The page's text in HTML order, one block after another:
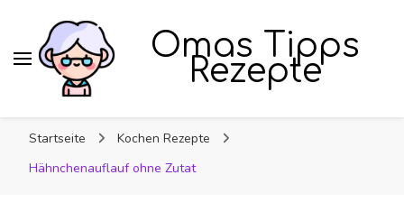
Omas Tipps
Rezepte
Startseite
Kochen Rezepte
Hähnchenauflauf ohne Zutat